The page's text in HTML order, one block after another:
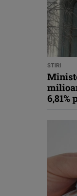
STIRI
6,81%